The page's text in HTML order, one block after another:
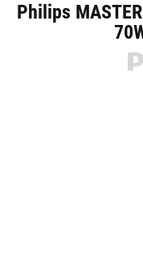
Philips